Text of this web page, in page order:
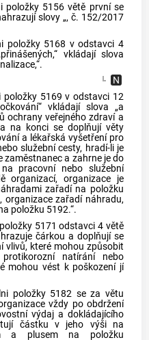
položky 5156 větě první se
slovy „, č. 152/2017
položky 5168 v odstavci 4
vkládají slova
5169 v odstavci 12
vkládají slova „a
ochrany veřejného zdraví a
na konci se doplňují věty
a lékařská vyšetření pro
služební cesty, hradí-li je
zaměstnanec a zahrne je do
pracovní nebo služební
organizací, organizace je
zařadí na položku
organizace zařadí náhradu,
položku 5192.“.
5171 odstavci 4 větě
čárkou a doplňují se
vlivů, které mohou způsobit
natírání nebo
mohou vést k poškození jí
položky 5182 se za větu
vždy po obdržení
výdaj a dokládajícího
částku v jeho výši na
a plusem na položku